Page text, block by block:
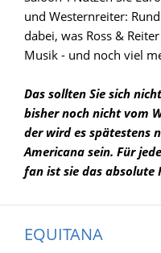
und Westernreiter:
dabei, was Ross &
Musik - und noch viel
Das sollten Sie sich
bisher noch nicht vom
der wird es spätestens
Americana sein. Für
fan ist sie das absolute
EQUITANA